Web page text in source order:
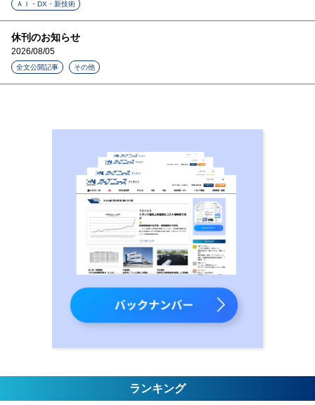
ＡＩ・DX・新技術
休刊のお知らせ
2026/08/05
全文公開記事 その他
ランキング